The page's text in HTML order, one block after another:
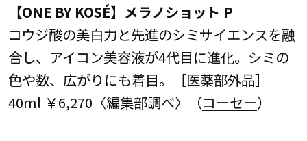
【ONE BY KOSÉ】メラノショット P
コウジ酸の美白力と先進のシミサイエンスを融
合し、アイコン美容液が4代目に進化。シミの
色や数、広がりにも着目。［医薬部外品］
40ml ￥6,270〈編集部調べ〉（コーセー）